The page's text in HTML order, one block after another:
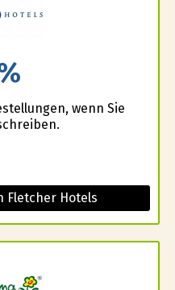
wenn Sie
Fletcher Hotels